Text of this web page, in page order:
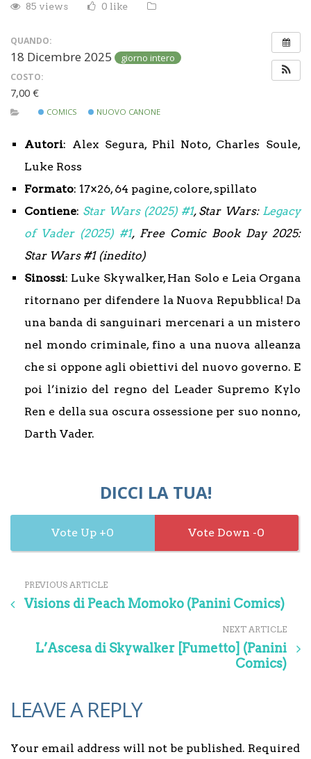
85 views
0 like
QUANDO:
18 Dicembre 2025 giorno intero
COSTO:
7,00 €
COMICS NUOVO CANONE
Autori: Alex Segura, Phil Noto, Charles Soule,
Luke Ross
Formato: 17×26, 64 pagine, colore, spillato
Contiene: Star Wars (2025) #1, Star Wars: Legacy
of Vader (2025) #1, Free Comic Book Day 2025:
Star Wars #1 (inedito)
Sinossi: Luke Skywalker, Han Solo e Leia Organa
ritornano per difendere la Nuova Repubblica! Da
una banda di sanguinari mercenari a un mistero
nel mondo criminale, fino a una nuova alleanza
che si oppone agli obiettivi del nuovo governo. E
poi l’inizio del regno del Leader Supremo Kylo
Ren e della sua oscura ossessione per suo nonno,
Darth Vader.
DICCI LA TUA!
0 0
PREVIOUS ARTICLE
Visions di Peach Momoko (Panini Comics)
NEXT ARTICLE
L’Ascesa di Skywalker [Fumetto] (Panini
Comics)
LEAVE A REPLY
Your email address will not be published. Required